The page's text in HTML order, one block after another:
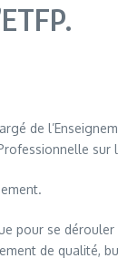
de
pour se
de qualité,